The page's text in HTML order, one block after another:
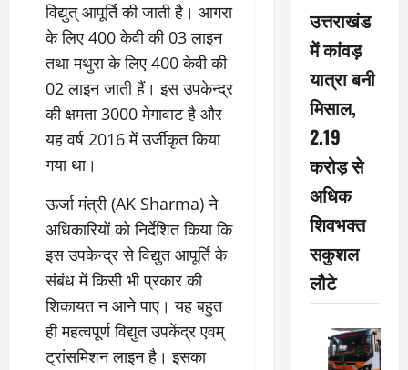
विद्युत् आपूर्ति की जाती है। आगरा
के लिए 400 केवी की 03 लाइन
तथा मथुरा के लिए 400 केवी की
02 लाइन जाती हैं। इस उपकेन्द्र
की क्षमता 3000 मेगावाट है और
यह वर्ष 2016 में उर्जीकृत किया
गया था।
ऊर्जा मंत्री (AK Sharma) ने
अधिकारियों को निर्देशित किया कि
इस उपकेन्द्र से विद्युत आपूर्ति के
संबंध में किसी भी प्रकार की
शिकायत न आने पाए। यह बहुत
ही महत्वपूर्ण विद्युत उपकेंद्र एवम्
ट्रांसमिशन लाइन है। इसका
उत्तराखंड
में कांवड़
यात्रा बनी
मिसाल,
2.19
करोड़ से
अधिक
शिवभक्त
सकुशल
लौटे